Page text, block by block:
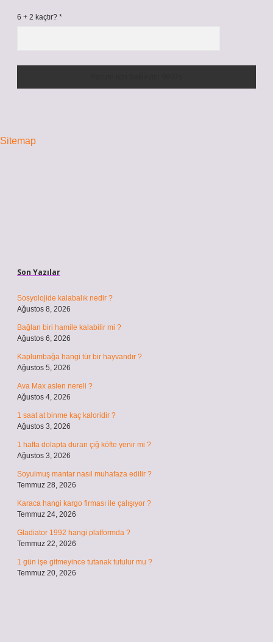
6 + 2 kaçtır? *
Sitemap
Son Yazılar
Sosyolojide kalabalık nedir ?
Ağustos 8, 2026
Bağlan biri hamile kalabilir mi ?
Ağustos 6, 2026
Kaplumbağa hangi tür bir hayvandır ?
Ağustos 5, 2026
Ava Max aslen nereli ?
Ağustos 4, 2026
1 saat at binme kaç kaloridir ?
Ağustos 3, 2026
1 hafta dolapta duran çiğ köfte yenir mi ?
Ağustos 3, 2026
Soyulmuş mantar nasıl muhafaza edilir ?
Temmuz 28, 2026
Karaca hangi kargo firması ile çalışıyor ?
Temmuz 24, 2026
Gladiator 1992 hangi platformda ?
Temmuz 22, 2026
1 gün işe gitmeyince tutanak tutulur mu ?
Temmuz 20, 2026